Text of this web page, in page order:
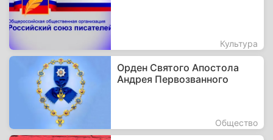
Культура
Орден Святого Апостола
Андрея Первозванного
Общество